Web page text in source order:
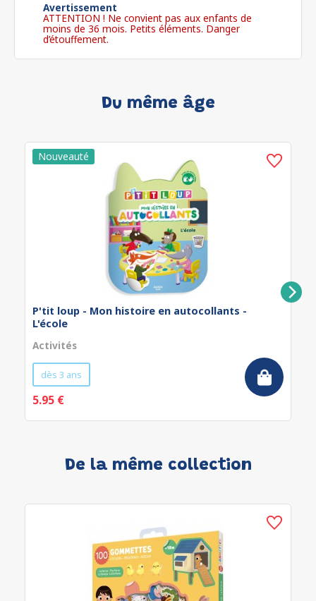
Avertissement
ATTENTION ! Ne convient pas aux enfants de
moins de 36 mois. Petits éléments. Danger
d’étouffement.
Du même âge
P'tit loup - Mon histoire en autocollants -
L'école
Activités
dès 3 ans
5.95 €
De la même collection